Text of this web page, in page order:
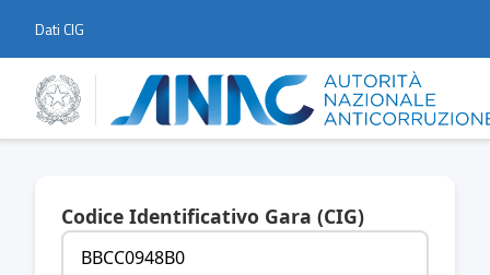
Dati CIG
Codice Identificativo Gara (CIG)